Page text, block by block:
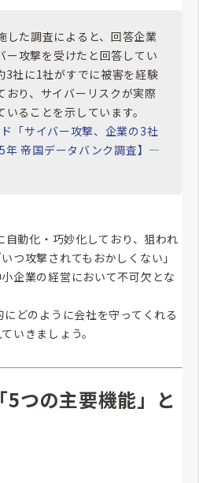
した調査によると、回答企業
ー攻撃を受けたと回答してい
3社に1社がすでに被害を経験
おり、サイバーリスクが実際
ることを示しています。
「サイバー攻撃、企業の3社
年 帝国データバンク調査】―
動化・巧妙化しており、狙われ
つ攻撃されてもおかしくない」
企業の経営において不可欠とな
どのように会社を守ってくれる
いきましょう。
つの主要機能」と